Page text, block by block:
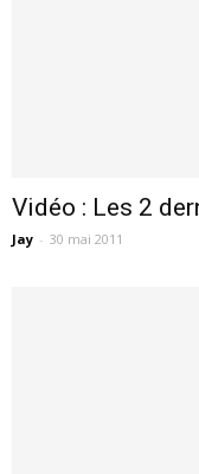
Vidéo : Les 2
Jay - 30 mai 2011